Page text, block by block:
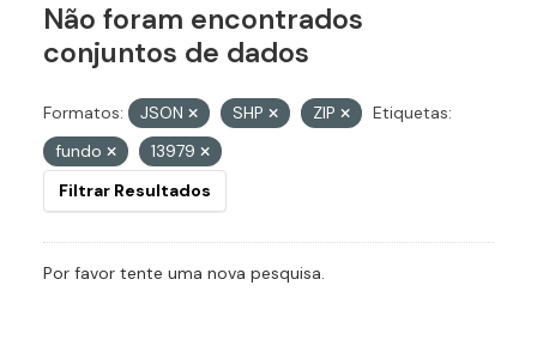
Não foram encontrados
conjuntos de dados
Formatos: JSON SHP ZIP
Etiquetas:
fundo
13979
Filtrar Resultados
Por favor tente uma nova pesquisa.